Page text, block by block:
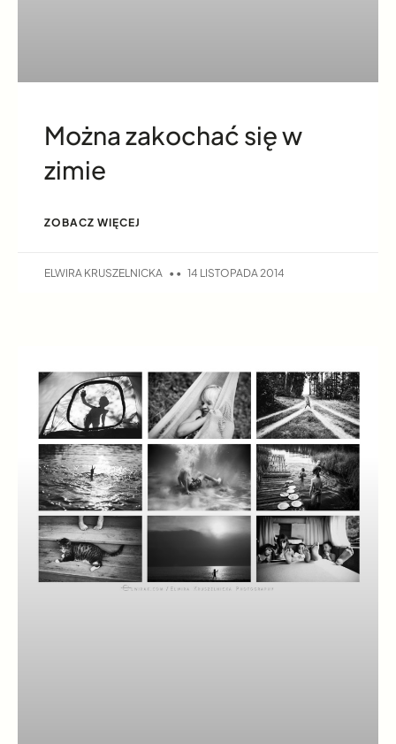
Można zakochać się w
zimie
ZOBACZ WIĘCEJ
ELWIRA KRUSZELNICKA 14 LISTOPADA 2014